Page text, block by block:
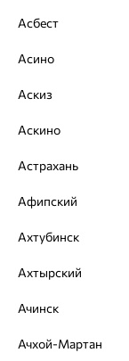
Покупателям
О нас
Магазины и
еще 3
8 (800) 250-02-30
Архив акций
На
Асбест
Асино
Аскиз
Аскино
Астрахань
Афипский
Ахтубинск
Ахтырский
Ачинск
Ачхой-Мартан